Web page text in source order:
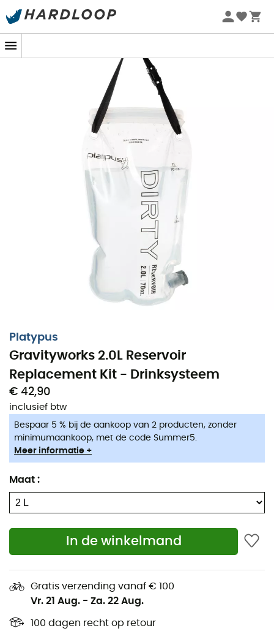
Zomeraanbiedingen 🔥 -5% EXTRA vanaf 2 producten* met
Platypus
Gravityworks 2.0L Reservoir
Replacement Kit - Drinksysteem
€ 42,90
inclusief btw
Bespaar 5 % bij de aankoop van 2 producten, zonder
minimumaankoop, met de code Summer5.
Meer informatie +
Maat :
In de winkelmand
Gratis verzending vanaf € 100
Vr. 21 Aug. - Za. 22 Aug.
100 dagen recht op retour